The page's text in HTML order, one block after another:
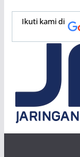
Ikuti kami di